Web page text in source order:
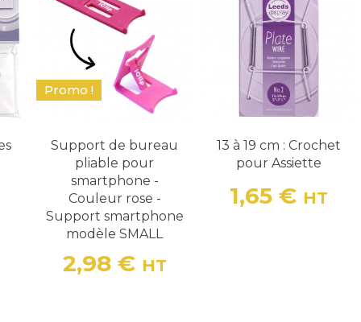
Promo !
Support de bureau
pliable pour
smartphone -
Couleur rose -
Support smartphone
modèle SMALL
Prix
2,98 € HT
13 à 19 cm : Crochet
pour Assiette
Prix
1,65 € HT